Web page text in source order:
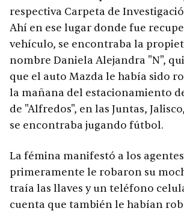
respectiva Carpeta de
Ahí en ese lugar donde fue
vehículo, se encontraba la
nombre Daniela Alejandra "N",
que el auto Mazda le había sido
la mañana del estacionamiento
de "Alfredos", en las Juntas,
se encontraba jugando fútbol.
La fémina manifestó a los
primeramente le robaron su
traía las llaves y un teléfono
cuenta que también le habían